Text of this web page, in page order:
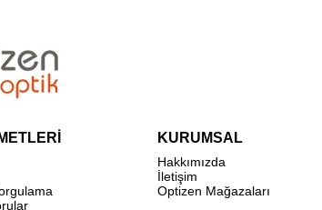
KURUMSAL
Hakkımızda
İletişim
Optizen Mağazaları